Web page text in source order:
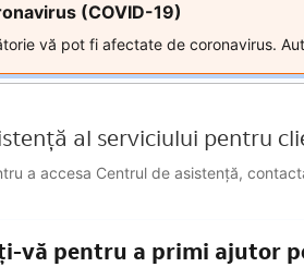
(COVID-19)
vă pot fi afectate de coronavirus.
al serviciului pentru
a accesa Centrul de asistență,
vă pentru a primi ajutor